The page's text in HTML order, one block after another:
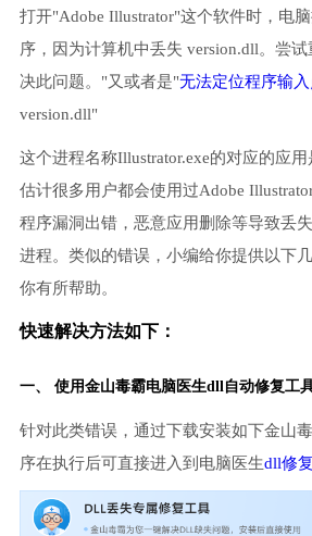
打开"Adobe Illustrator"这个软件时，电
序，因为计算机中丢失 version.dll。尝
决此问题。"又或者是"无法定位程序输入
version.dll"
这个进程名称Illustrator.exe的对应的应用
估计很多用户都会使用过Adobe
程序漏洞出错，恶意应用删除等导致丢
进程。类似的错误，小编给你提供以下
你有所帮助。
快速解决方法如下：
一、 使用金山毒霸电脑医生dll自动修复工
针对此类错误，通过下载安装如下金山
序在执行后可直接进入到电脑医生dll修复